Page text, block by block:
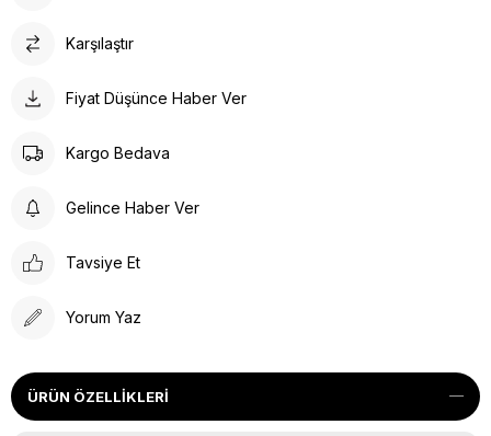
Karşılaştır
Fiyat Düşünce Haber Ver
Kargo Bedava
Gelince Haber Ver
Tavsiye Et
Yorum Yaz
ÜRÜN ÖZELLIKLERI